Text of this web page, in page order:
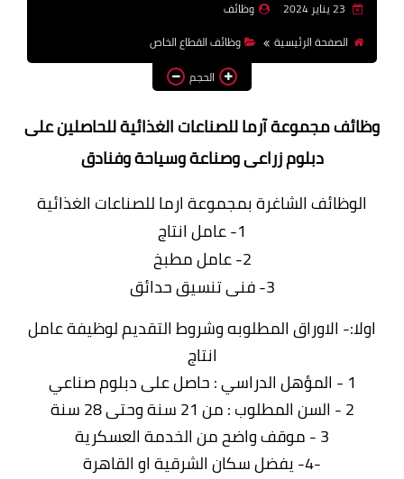
بالجامعات والمعاهد
اخبار
وظائف
الصفحة الرئيسية
وظائف القطاع الخاص
الحجم
وظائف مجموعة آرما للصناعات الغذائية للحاصلين على
دبلوم زراعى وصناعة وسياحة وفنادق
الوظائف الشاغرة بمجموعة ارما للصناعات الغذائية
1- عامل انتاج
2- عامل مطبخ
3- فنى تنسيق حدائق
اولا:- الاوراق المطلوبه وشروط التقديم لوظيفة عامل
انتاج
1 - المؤهل الدراسي : حاصل على دبلوم صناعي
2 - السن المطلوب : من 21 سنة وحتى 28 سنة
3 - موقف واضح من الخدمة العسكرية
-4- يفضل سكان الشرقية او القاهرة